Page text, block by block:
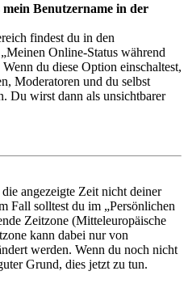
Benutzername in der
findest du in den
Online-Status während
du diese Option einschaltest,
Moderatoren und du selbst
Du wirst dann als unsichtbarer
angezeigte Zeit nicht deiner
Fall solltest du im „Persönlichen
Zeitzone (Mitteleuropäische
kann dabei nur von
werden. Wenn du noch nicht
Grund, dies jetzt zu tun.